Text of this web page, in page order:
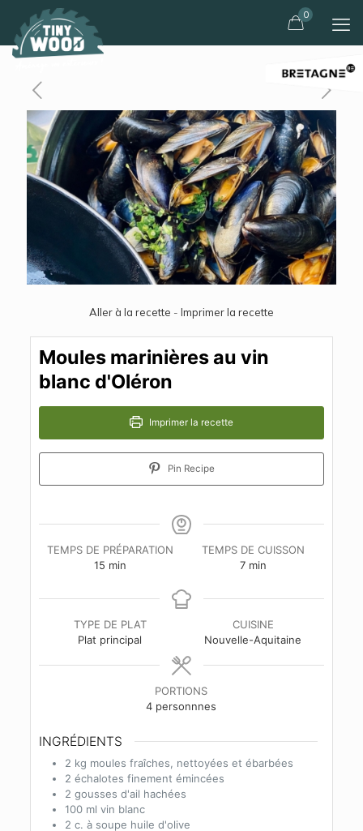
0
Aller à la recette - Imprimer la recette
Moules marinières au vin
blanc d'Oléron
Imprimer la recette
Pin Recipe
TEMPS DE PRÉPARATION
15minutes
min
TEMPS DE CUISSON
7minutes
min
TYPE DE PLAT
Plat principal
CUISINE
Nouvelle-Aquitaine
PORTIONS
4 personnnes
INGRÉDIENTS
2 kg moules fraîches, nettoyées et ébarbées
2 échalotes finement émincées
2 gousses d'ail hachées
100 ml vin blanc
2 c. à soupe huile d'olive